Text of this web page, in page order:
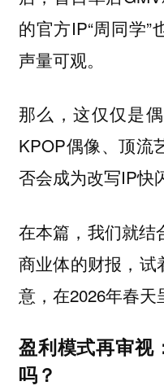
的官方IP“周同学”
声量可观。
那么，这仅仅是
KPOP偶像、顶流
否会成为改写IP快
在本篇，我们就结
商业体的财报，试
意，在2026年春天
盈利模式再审视
吗？